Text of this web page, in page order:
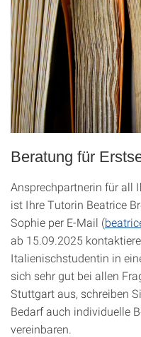
Beratung für
Ansprechpartnerin für all
ist Ihre Tutorin Beatrice
Sophie per E-Mail (
ab 15.09.2025
Italienischstudentin in
sich sehr gut bei allen
Stuttgart aus, schreiben
Bedarf auch individuelle
vereinbaren.